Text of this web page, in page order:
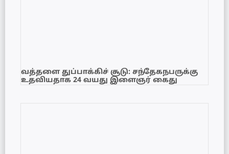
வத்தளை துப்பாக்கிச் சூடு: சந்தேகநபருக்கு
உதவியதாக 24 வயது இளைஞர் கைது